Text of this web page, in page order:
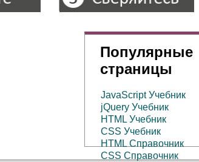
Популярные
страницы
JavaScript Учебник
jQuery Учебник
HTML Учебник
CSS Учебник
HTML Справочник
CSS Справочник